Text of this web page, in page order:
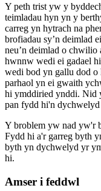
Y peth trist yw y
teimladau hyn yn y
carreg yn hytrach na
brofiadau sy’n deimlad
neu’n deimlad o
hwnnw wedi ei gadael
wedi bod yn gallu dod
parhaol yn ei gwaith
hi ymddiried ynddi. Nid
pan fydd hi'n dychwelyd
Y broblem yw nad yw'r
Fydd hi a'r garreg byth
byth yn dychwelyd yr
hi.
Amser i feddwl